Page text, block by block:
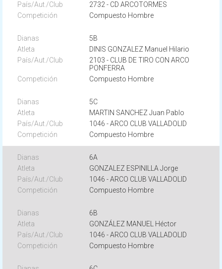
2732 - CD ARCOTORMES
Compuesto Hombre
5B
DINIS GONZALEZ Manuel Hilario
2103 - CLUB DE TIRO CON ARCO
PONFERRA
Compuesto Hombre
5C
MARTIN SANCHEZ Juan Pablo
1046 - ARCO CLUB VALLADOLID
Compuesto Hombre
6A
GONZALEZ ESPINILLA Jorge
1046 - ARCO CLUB VALLADOLID
Compuesto Hombre
6B
GONZÁLEZ MANUEL Héctor
1046 - ARCO CLUB VALLADOLID
Compuesto Hombre